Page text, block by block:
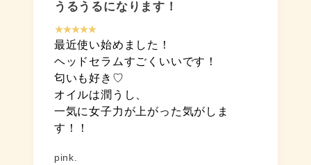
うるうるになります！
★★★★★
最近使い始めました！
ヘッドセラムすごくいいです！
匂いも好き♡
オイルは潤うし、
一気に女子力が上がった気がしま
す！！
pink.